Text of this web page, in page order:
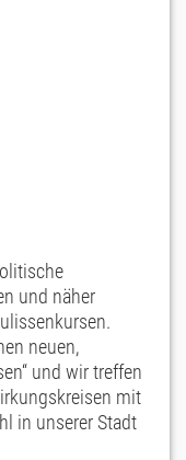
und näher
neuen,
und wir treffen
mit
in unserer Stadt